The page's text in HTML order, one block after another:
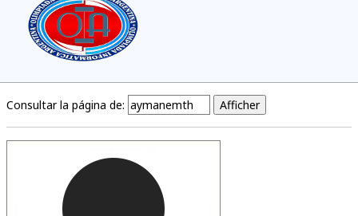
Consultar la página de: